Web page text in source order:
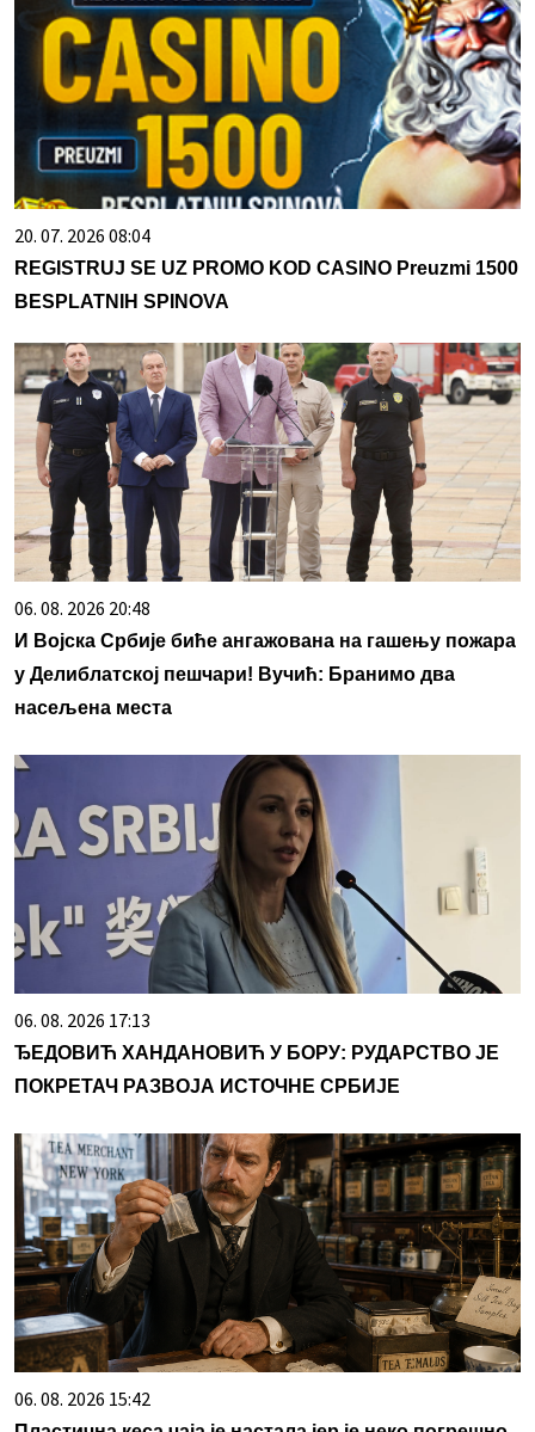
20. 07. 2026 08:04
REGISTRUJ SE UZ PROMO KOD CASINO Preuzmi 1500
BESPLATNIH SPINOVA
06. 08. 2026 20:48
И Војска Србије биће ангажована на гашењу пожара
у Делиблатској пешчари! Вучић: Бранимо два
насељена места
06. 08. 2026 17:13
ЂЕДОВИЋ ХАНДАНОВИЋ У БОРУ: РУДАРСТВО ЈЕ
ПОКРЕТАЧ РАЗВОЈА ИСТОЧНЕ СРБИЈЕ
06. 08. 2026 15:42